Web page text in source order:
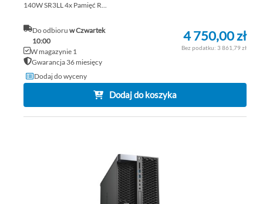
140W SR3LL 4x Pamięć R...
Do odbioruw Czwartek
10:00
W magazynie 1
Gwarancja 36 miesięcy
4 750,00 zł
3 861,79 zł
Dodaj do wyceny
Dodaj do koszyka